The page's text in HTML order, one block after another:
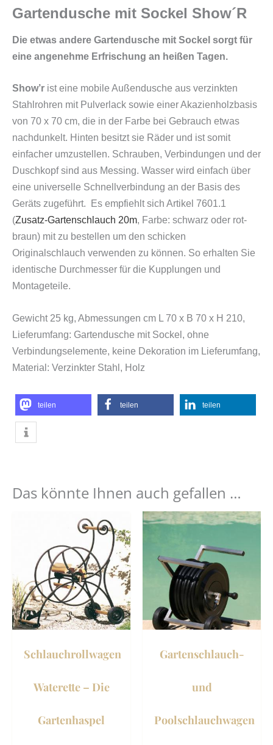
Gartendusche mit Sockel Show´R
Die etwas andere Gartendusche mit Sockel sorgt für
eine angenehme Erfrischung an heißen Tagen.
Show’r ist eine mobile Außendusche aus verzinkten
Stahlrohren mit Pulverlack sowie einer Akazienholzbasis
von 70 x 70 cm, die in der Farbe bei Gebrauch etwas
nachdunkelt. Hinten besitzt sie Räder und ist somit
einfacher umzustellen. Schrauben, Verbindungen und der
Duschkopf sind aus Messing. Wasser wird einfach über
eine universelle Schnellverbindung an der Basis des
Geräts zugeführt.
Es empfiehlt sich Artikel 7601.1
(Zusatz-Gartenschlauch 20m, Farbe: schwarz oder rot-
braun) mit zu bestellen um den schicken
Originalschlauch verwenden zu können. So erhalten Sie
identische Durchmesser für die Kupplungen und
Montageteile.
Gewicht 25 kg, Abmessungen cm L 70 x B 70 x H 210,
Lieferumfang: Gartendusche mit Sockel, ohne
Verbindungselemente, keine Dekoration im Lieferumfang,
Material: Verzinkter Stahl, Holz
teilen teilen teilen
Das könnte Ihnen auch gefallen …
Schlauchrollwagen
Waterette – Die
Gartenhaspel
Gartenschlauch-
und
Poolschlauchwagen